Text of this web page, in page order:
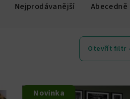
Nejprodávanější Abecedně
Otevřít filtr
Novinka